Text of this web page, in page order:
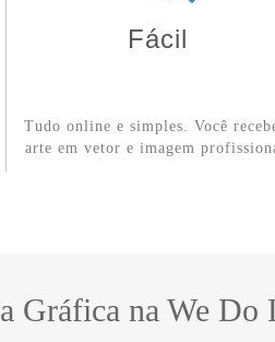
Fácil
Tudo online e simples. Você
arte em vetor e imagem
Gráfica na We Do